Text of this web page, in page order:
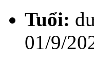
Tuổi:
01/9/